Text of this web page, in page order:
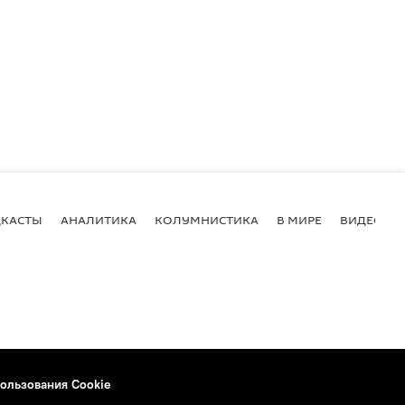
АНАЛИТИКА КОЛУМНИСТИКА В МИРЕ ВИДЕО
Cookie